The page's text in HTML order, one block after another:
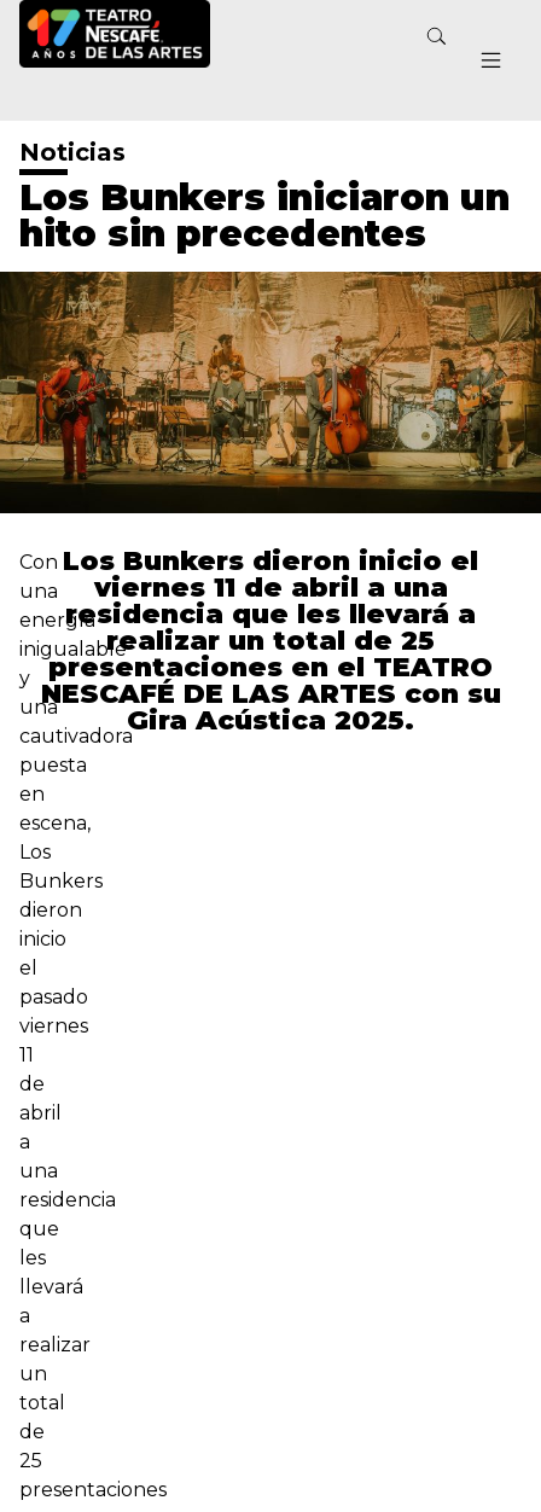
Noticias
Los Bunkers iniciaron un
hito sin precedentes
Con
una
energía
inigualable
y
una
cautivadora
puesta
en
escena,
Los
Bunkers
dieron
inicio
el
pasado
viernes
11
de
abril
a
una
residencia
que
les
llevará
a
realizar
un
total
de
25
presentaciones
Los Bunkers dieron inicio el
viernes 11 de abril a una
residencia que les llevará a
realizar un total de 25
presentaciones en el TEATRO
NESCAFÉ DE LAS ARTES con su
Gira Acústica 2025.